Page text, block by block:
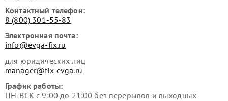
Контактный телефон:
8 (800) 301-55-83
Электронная почта:
info@evga-fix.ru
для юридических лиц
manager@fix-evga.ru
График работы:
ПН-ВСК с 9:00 до 21:00 без перерывов и выходных